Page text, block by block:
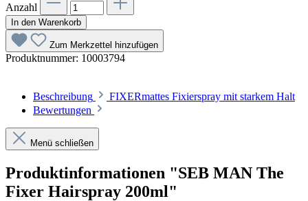
Anzahl
In den Warenkorb
Zum Merkzettel hinzufügen
Produktnummer: 10003794
Beschreibung
FIXERmattes Fixierspray mit starkem Halt
Bewertungen
Menü schließen
Produktinformationen "SEB MAN The
Fixer Hairspray 200ml"